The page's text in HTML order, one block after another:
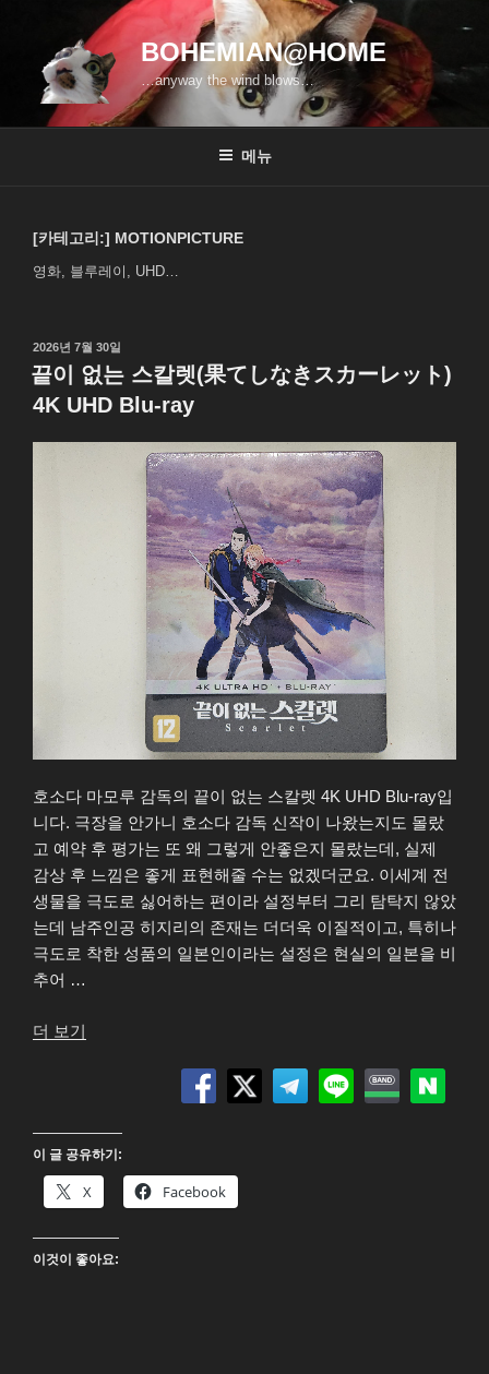
BOHEMIAN@HOME
…anyway the wind blows…
메뉴
[카테고리:] MOTIONPICTURE
영화, 블루레이, UHD…
작
성
일
자
2026년 7월 30일
끝이 없는 스칼렛(果てしなきスカーレット)
4K UHD Blu-ray
호소다 마모루 감독의 끝이 없는 스칼렛 4K UHD Blu-ray입
니다. 극장을 안가니 호소다 감독 신작이 나왔는지도 몰랐
고 예약 후 평가는 또 왜 그렇게 안좋은지 몰랐는데, 실제
감상 후 느낌은 좋게 표현해줄 수는 없겠더군요. 이세계 전
생물을 극도로 싫어하는 편이라 설정부터 그리 탐탁지 않았
는데 남주인공 히지리의 존재는 더더욱 이질적이고, 특히나
극도로 착한 성품의 일본인이라는 설정은 현실의 일본을 비
추어 …
더 보기
스
칼
렛
(果
て
し
이 글 공유하기:
X Facebook
이것이 좋아요: